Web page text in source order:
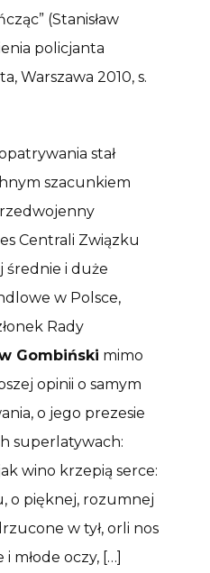
(Stanisław
policjanta
Warszawa 2010, s.
stał
szacunkiem
Centrali Związku
średnie i duże
w Polsce,
Rady
Gombiński mimo
opinii o samym
o jego prezesie
superlatywach:
wino krzepią serce:
o pięknej, rozumnej
w tył, orli nos
młode oczy, […]